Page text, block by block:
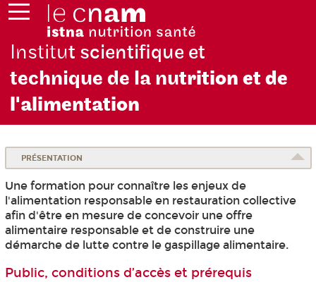
Institut scientifique et
technique de la nutrition et de
l'alimentation
PRÉSENTATION
Une formation pour connaître les enjeux de
l'alimentation responsable en restauration collective
afin d'être en mesure de concevoir une offre
alimentaire responsable et de construire une
démarche de lutte contre le gaspillage alimentaire.
Public, conditions d’accès et prérequis